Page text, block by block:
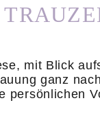
mit Blick
ganz
persönlichen